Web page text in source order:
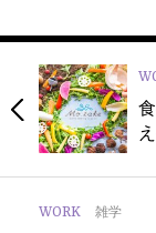
WORK 雑学